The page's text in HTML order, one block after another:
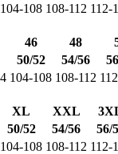
104-108 108-112 112-
46 48
50/52 54/56
104-108 108-112
XL XXL
50/52 54/56
56/
104-108 108-112 112-